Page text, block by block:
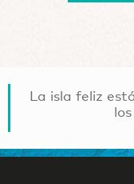
La isla feliz
los